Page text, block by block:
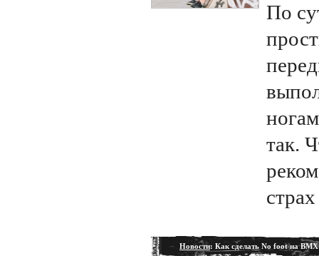
По
так.
Новости: Как сделать No foot на BMX